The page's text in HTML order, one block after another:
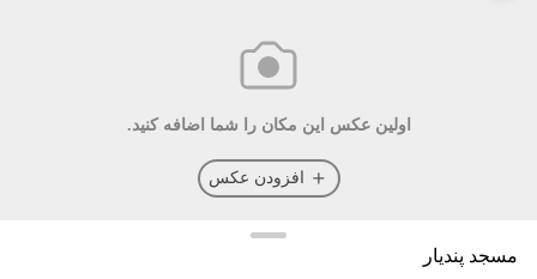
اولین عکس این مکان را شما اضافه کنید.
افزودن عکس
مسجد پندیار